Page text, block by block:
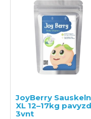
JoyBerry
XL 12–17kg
3vnt